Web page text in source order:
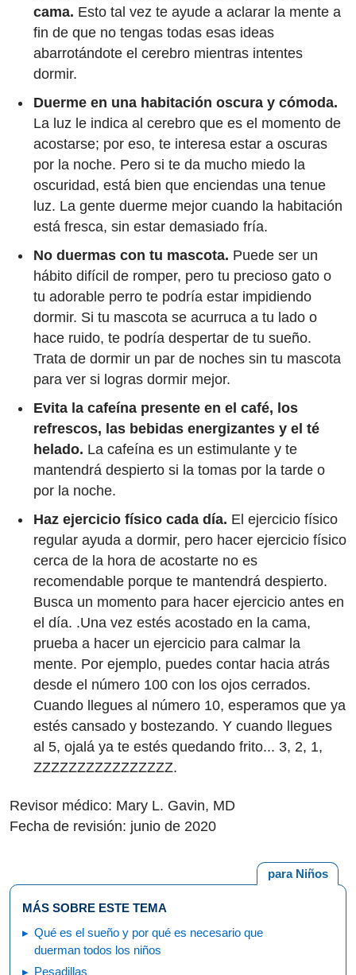
cama. Esto tal vez te ayude a aclarar la mente a
fin de que no tengas todas esas ideas
abarrotándote el cerebro mientras intentes
dormir.
Duerme en una habitación oscura y cómoda.
La luz le indica al cerebro que es el momento de
acostarse; por eso, te interesa estar a oscuras
por la noche. Pero si te da mucho miedo la
oscuridad, está bien que enciendas una tenue
luz. La gente duerme mejor cuando la habitación
está fresca, sin estar demasiado fría.
No duermas con tu mascota. Puede ser un
hábito difícil de romper, pero tu precioso gato o
tu adorable perro te podría estar impidiendo
dormir. Si tu mascota se acurruca a tu lado o
hace ruido, te podría despertar de tu sueño.
Trata de dormir un par de noches sin tu mascota
para ver si logras dormir mejor.
Evita la cafeína presente en el café, los
refrescos, las bebidas energizantes y el té
helado. La cafeína es un estimulante y te
mantendrá despierto si la tomas por la tarde o
por la noche.
Haz ejercicio físico cada día. El ejercicio físico
regular ayuda a dormir, pero hacer ejercicio físico
cerca de la hora de acostarte no es
recomendable porque te mantendrá despierto.
Busca un momento para hacer ejercicio antes en
el día. .Una vez estés acostado en la cama,
prueba a hacer un ejercicio para calmar la
mente. Por ejemplo, puedes contar hacia atrás
desde el número 100 con los ojos cerrados.
Cuando llegues al número 10, esperamos que ya
estés cansado y bostezando. Y cuando llegues
al 5, ojalá ya te estés quedando frito... 3, 2, 1,
ZZZZZZZZZZZZZZZZ.
Revisor médico: Mary L. Gavin, MD
Fecha de revisión: junio de 2020
para Niños
MÁS SOBRE ESTE TEMA
Qué es el sueño y por qué es necesario que
duerman todos los niños
Pesadillas